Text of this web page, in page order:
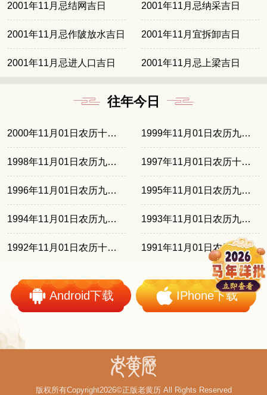
2001年11月忌结网吉日 2001年11月忌纳采吉日
2001年11月忌作陂放水吉日 2001年11月宜拆卸吉日
2001年11月忌进人口吉日 2001年11月忌上梁吉日
往年今日
2000年11月01日农历十月初六 1999年11月01日农历九月廿四
1998年11月01日农历九月十三 1997年11月01日农历十月初二
1996年11月01日农历九月廿一 1995年11月01日农历九月初九
1994年11月01日农历九月廿八 1993年11月01日农历九月十八
1992年11月01日农历十月初七 1991年11月01日农历九月廿五
Android下载 IPhone下载
版权所有Copyright2026©正版老黄历 All Rights Reserved